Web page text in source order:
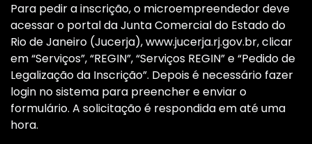
Para pedir a inscrição, o microempreendedor deve
acessar o portal da Junta Comercial do Estado do
Rio de Janeiro (Jucerja), www.jucerja.rj.gov.br, clicar
em “Serviços”, “REGIN”, “Serviços REGIN” e “Pedido de
Legalização da Inscrição”. Depois é necessário fazer
login no sistema para preencher e enviar o
formulário. A solicitação é respondida em até uma
hora.